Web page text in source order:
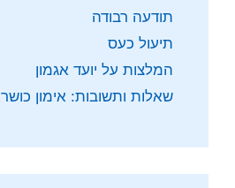
תודעה רבודה
תיעול כעס
המלצות על יועד אגמון
שאלות ותשובות: אימון כושר